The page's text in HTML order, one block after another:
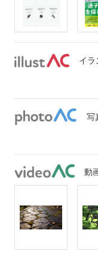
イラ
写
動